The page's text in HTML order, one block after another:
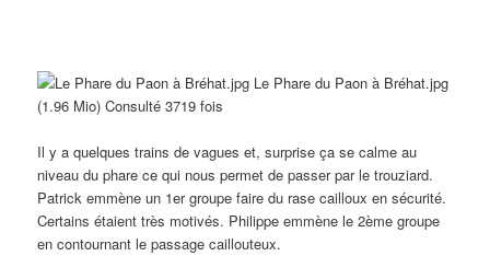
Le Phare du Paon à Bréhat.jpg
(1.96 Mio) Consulté 3719 fois
Il y a quelques trains de vagues et, surprise ça se calme au
niveau du phare ce qui nous permet de passer par le trouziard.
Patrick emmène un 1er groupe faire du rase cailloux en sécurité.
Certains étaient très motivés. Philippe emmène le 2ème groupe
en contournant le passage caillouteux.